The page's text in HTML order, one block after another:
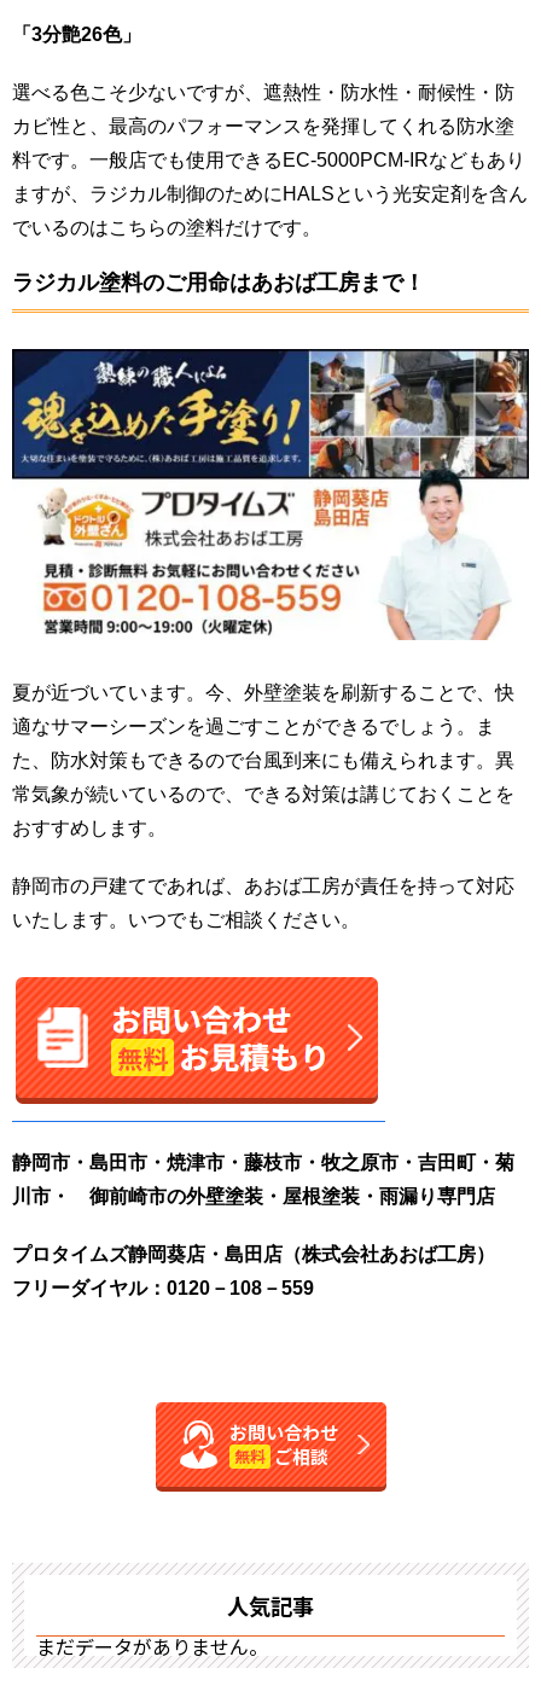
「3分艶26色」
選べる色こそ少ないですが、遮熱性・防水性・耐候性・防
カビ性と、最高のパフォーマンスを発揮してくれる防水塗
料です。一般店でも使用できるEC-5000PCM-IRなどもあり
ますが、ラジカル制御のためにHALSという光安定剤を含ん
でいるのはこちらの塗料だけです。
ラジカル塗料のご用命はあおば工房まで！
夏が近づいています。今、外壁塗装を刷新することで、快
適なサマーシーズンを過ごすことができるでしょう。ま
た、防水対策もできるので台風到来にも備えられます。異
常気象が続いているので、できる対策は講じておくことを
おすすめします。
静岡市の戸建てであれば、あおば工房が責任を持って対応
いたします。いつでもご相談ください。
静岡市・島田市・焼津市・藤枝市・牧之原市・吉田町・菊
川市・ 御前崎市の外壁塗装・屋根塗装・雨漏り専門店
プロタイムズ静岡葵店・島田店（株式会社あおば工房）
フリーダイヤル：0120－108－559
お問い合わせ
無料 ご相談
人気記事
まだデータがありません。